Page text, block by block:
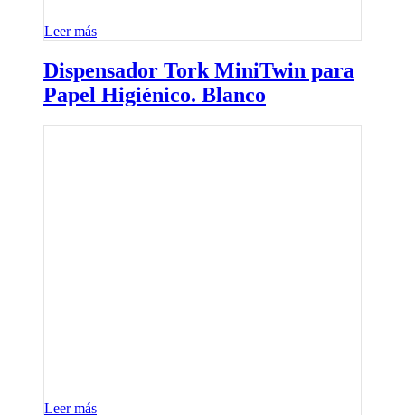
Leer más
Dispensador Tork MiniTwin para
Papel Higiénico. Blanco
Leer más